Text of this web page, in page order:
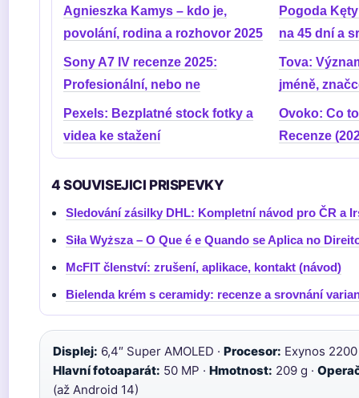
Agnieszka Kamys – kdo je,
povolání, rodina a rozhovor 2025
Pogoda
na 45 dní a
Sony A7 IV recenze 2025:
Profesionální, nebo ne
Tova:
jméně,
Pexels: Bezplatné stock fotky a
videa ke stažení
Ovoko: Co
Recenze
4 SOUVISEJICI PRISPEVKY
Sledování zásilky DHL: Kompletní návod pro ČR a
Siła Wyższa – O Que é e Quando se Aplica no
McFIT členství: zrušení, aplikace, kontakt (návod)
Bielenda krém s ceramidy: recenze a srovnání
Displej: 6,4″ Super AMOLED · Procesor: Exynos
Hlavní fotoaparát: 50 MP · Hmotnost: 209 g ·
(až Android 14)